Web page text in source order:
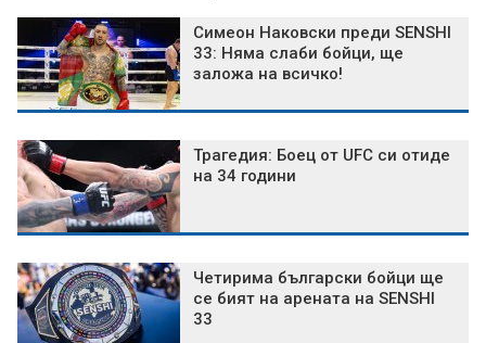
Симеон Наковски преди SENSHI
33: Няма слаби бойци, ще
заложа на всичко!
Трагедия: Боец от UFC си отиде
на 34 години
Четирима български бойци ще
се бият на арената на SENSHI
33